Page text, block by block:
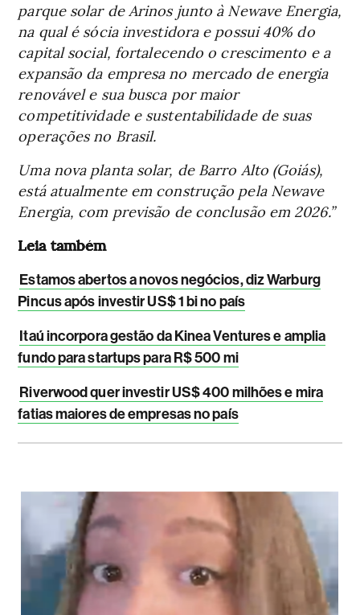
parque solar de Arinos junto à Newave Energia,
na qual é sócia investidora e possui 40% do
capital social, fortalecendo o crescimento e a
expansão da empresa no mercado de energia
renovável e sua busca por maior
competitividade e sustentabilidade de suas
operações no Brasil.
Uma nova planta solar, de Barro Alto (Goiás),
está atualmente em construção pela Newave
Energia, com previsão de conclusão em 2026.”
Leia também
Estamos abertos a novos negócios, diz Warburg
Pincus após investir US$ 1 bi no país
Itaú incorpora gestão da Kinea Ventures e amplia
fundo para startups para R$ 500 mi
Riverwood quer investir US$ 400 milhões e mira
fatias maiores de empresas no país